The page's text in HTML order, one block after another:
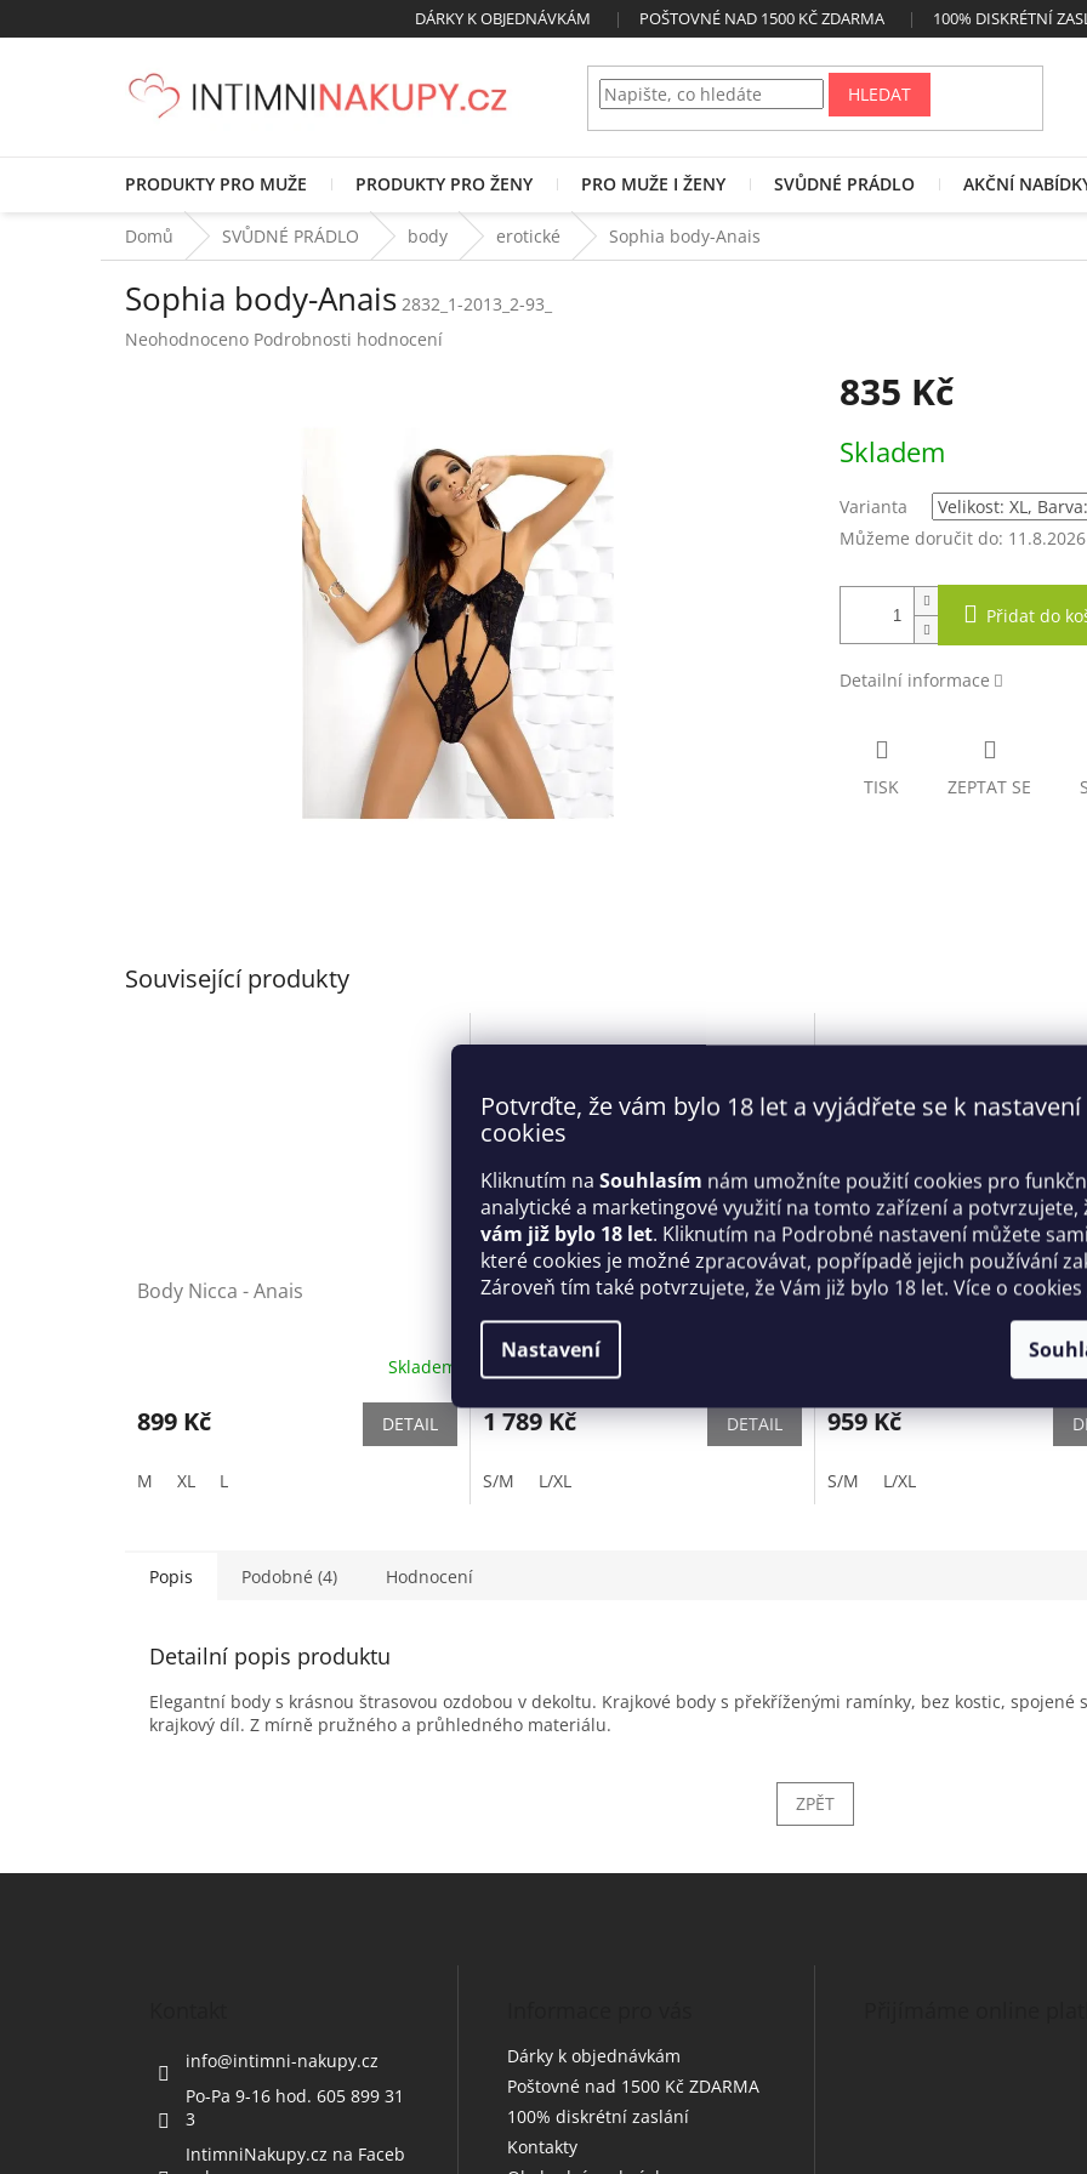
Potvrďte, že vám bylo 18 let a vyjádřete se k nastavení
cookies
Kliknutím na Souhlasím nám umožníte použití cookies pro
analytické a marketingové využití na tomto zařízení a potvrzujete,
vám již bylo 18 let. Kliknutím na Podrobné nastavení můžete
které cookies je možné zpracovávat, popřípadě jejich používání
Zároveň tím také potvrzujete, že Vám již bylo 18 let. Více o cookies
Nastavení
na
DÁRKY K OBJEDNÁVKÁM POŠTOVNÉ NAD 1500 KČ ZDARMA 100% DISKRÉTNÍ
HLEDAT
PRODUKTY PRO MUŽE PRODUKTY PRO ŽENY PRO MUŽE I ŽENY SVŮDNÉ PRÁDLO AKČNÍ
Domů SVŮDNÉ PRÁDLO body erotické Sophia body-Anais
Sophia body-Anais 2832_1-2013_2-93_
Průměrné
Neohodnoceno Podrobnosti hodnocení
835 Kč
cena:
Skladem
Varianta
Můžeme doručit do: 11.8.2026
Přidat do
Detailní informace
TISK ZEPTAT SE
Související produkty
Body Nicca - Anais
Skladem
899 Kč DETAIL
M XL L
Elegantní kostým Frilles -
Obsessive
1 789 Kč DETAIL
S/M L/XL
Odvážné body Sedila teddy -
959 Kč
S/M L/XL
Popis Podobné (4) Hodnocení
Detailní popis produktu
Elegantní body s krásnou štrasovou ozdobou v dekoltu. Krajkové body s překříženými ramínky, bez kostic,
krajkový díl. Z mírně pružného a průhledného materiálu.
ZPĚT
Z
info@intimni-nakupy.cz
Po-Pa 9-16 hod. 605 899 31
3
IntimniNakupy.cz na Faceb
Dárky k objednávkám
Poštovné nad 1500 Kč ZDARMA
100% diskrétní zaslání
Kontakty